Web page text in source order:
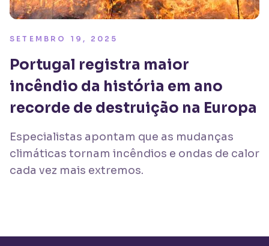
SETEMBRO 19, 2025
Portugal registra maior
incêndio da história em ano
recorde de destruição na Europa
Especialistas apontam que as mudanças
climáticas tornam incêndios e ondas de calor
cada vez mais extremos.